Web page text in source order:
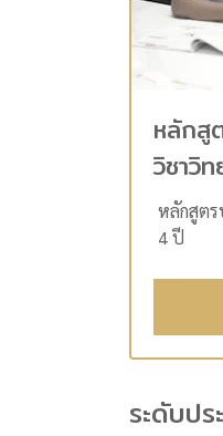
หลักสู
วิชาวิ
หลักสูต
4 ปี
ระดับป